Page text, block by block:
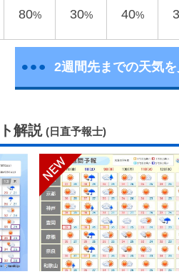
80% 30% 40%
2週間先までの天気
解説 (日直予報士)